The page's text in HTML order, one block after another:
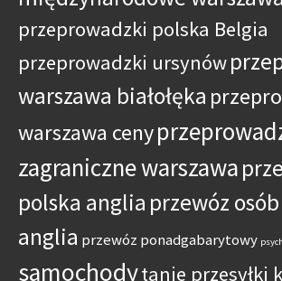
przeprowadzki polska Belgia
przeprowadzki ursynów
warszawa białołęka
warszawa ceny
zagraniczne warszawa
polska anglia przewóz
anglia przewóz ponadgabarytowy
samochodytanie przesyłki